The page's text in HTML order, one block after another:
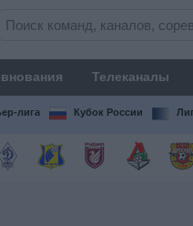
Телеканалы
лига Кубок России